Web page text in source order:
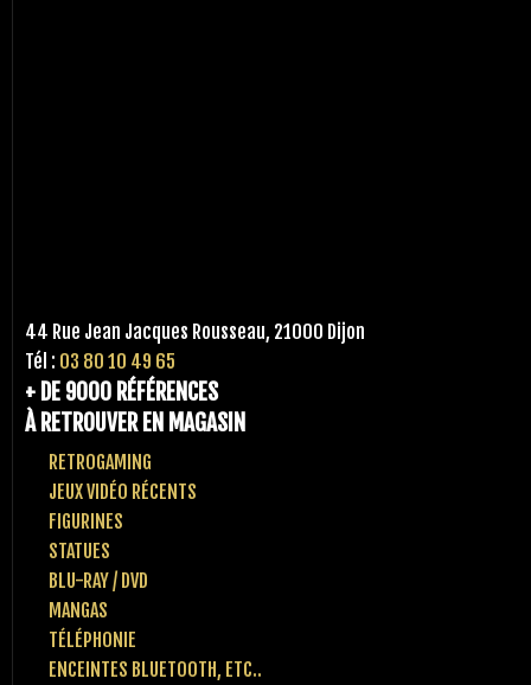
44 Rue Jean Jacques Rousseau, 21000 Dijon
Tél : 03 80 10 49 65
+ DE 9000 RÉFÉRENCES
À RETROUVER EN MAGASIN
RETROGAMING
JEUX VIDÉO RÉCENTS
FIGURINES
STATUES
BLU-RAY / DVD
MANGAS
TÉLÉPHONIE
ENCEINTES BLUETOOTH, ETC..